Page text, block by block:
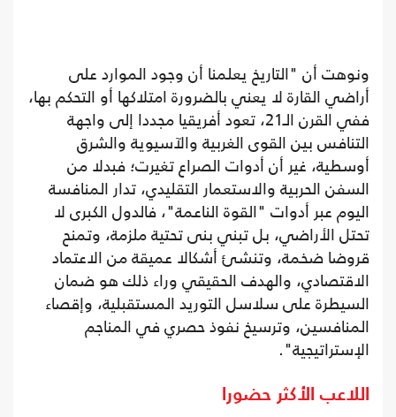
ونوهت أن "التاريخ يعلمنا أن وجود الموارد على
أراضي القارة لا يعني بالضرورة امتلاكها أو التحكم بها،
ففي القرن الـ21، تعود أفريقيا مجددا إلى واجهة
التنافس بين القوى الغربية والآسيوية والشرق
أوسطية، غير أن أدوات الصراع تغيرت؛ فبدلا من
السفن الحربية والاستعمار التقليدي، تدار المنافسة
اليوم عبر أدوات "القوة الناعمة"، فالدول الكبرى لا
تحتل الأراضي، بل تبني بنى تحتية ملزمة، وتمنح
قروضا ضخمة، وتنشئ أشكالا عميقة من الاعتماد
الاقتصادي، والهدف الحقيقي وراء ذلك هو ضمان
السيطرة على سلاسل التوريد المستقبلية، وإقصاء
المنافسين، وترسيخ نفوذ حصري في المناجم
الإستراتيجية".
اللاعب الأكثر حضورا